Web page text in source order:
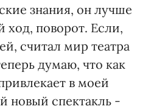
знания, он лучше
ход, поворот. Если,
считал мир театра
думаю, что как
в моей
новый спектакль -